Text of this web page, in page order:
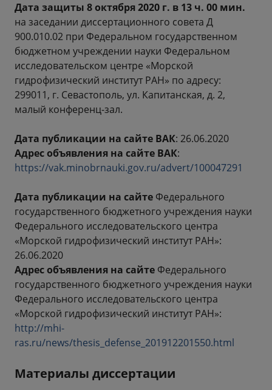
Дата защиты 8 октября 2020 г. в 13 ч. 00 мин.
на заседании диссертационного совета Д
900.010.02 при Федеральном государственном
бюджетном учреждении науки Федеральном
исследовательском центре «Морской
гидрофизический институт РАН» по адресу:
299011, г. Севастополь, ул. Капитанская, д. 2,
малый конференц-зал.
Дата публикации на сайте ВАК: 26.06.2020
Адрес объявления на сайте ВАК:
https://vak.minobrnauki.gov.ru/advert/100047291
Дата публикации на сайте Федерального
государственного бюджетного учреждения науки
Федерального исследовательского центра
«Морской гидрофизический институт РАН»:
26.06.2020
Адрес объявления на сайте Федерального
государственного бюджетного учреждения науки
Федерального исследовательского центра
«Морской гидрофизический институт РАН»:
http://mhi-
ras.ru/news/thesis_defense_201912201550.html
Материалы диссертации